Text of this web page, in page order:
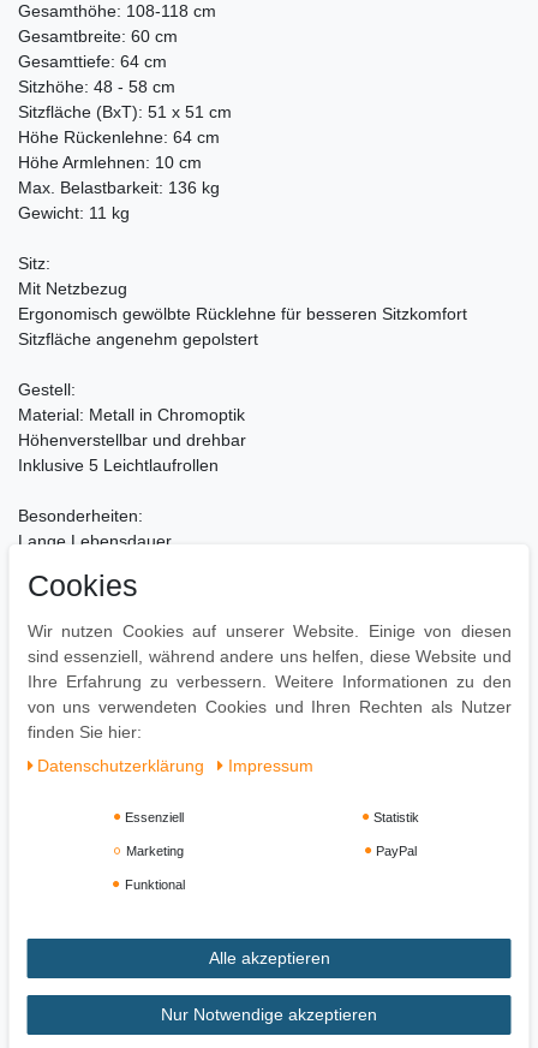
Gesamthöhe: 108-118 cm
Gesamtbreite: 60 cm
Gesamttiefe: 64 cm
Sitzhöhe: 48 - 58 cm
Sitzfläche (BxT): 51 x 51 cm
Höhe Rückenlehne: 64 cm
Höhe Armlehnen: 10 cm
Max. Belastbarkeit: 136 kg
Gewicht: 11 kg
Sitz:
Mit Netzbezug
Ergonomisch gewölbte Rücklehne für besseren Sitzkomfort
Sitzfläche angenehm gepolstert
Gestell:
Material: Metall in Chromoptik
Höhenverstellbar und drehbar
Inklusive 5 Leichtlaufrollen
Besonderheiten:
Lange Lebensdauer
Strapazierfähiger & pflegeleichter Bezug
Pflegehinweise:
Zur Reinigung empfehlen wir nur Seifenlauge, Wasser und ein
weiches Tuch zu verwenden
Oberflächen nur mit geeignetem Aufsatz absaugen
Impressum Daten­schutz­erklärung AGB
Cookies
Wir nutzen Cookies auf unserer Website. Einige von diesen
sind essenziell, während andere uns helfen, diese Website und
Ihre Erfahrung zu verbessern. Weitere Informationen zu den
von uns verwendeten Cookies und Ihren Rechten als Nutzer
finden Sie hier:
Daten­schutz­erklärung
Impressum
Essenziell Statistik
Marketing PayPal
Funktional
Alle akzeptieren
Nur Notwendige akzeptieren